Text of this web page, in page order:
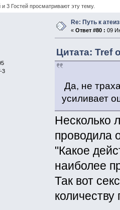
3 Гостей просматривают эту тему.
3
Re: Путь к
« Ответ #80 : 09
Цитата: Tref
Да, не
усиливает
Несколько
проводила
"Какое
наиболее
Так вот